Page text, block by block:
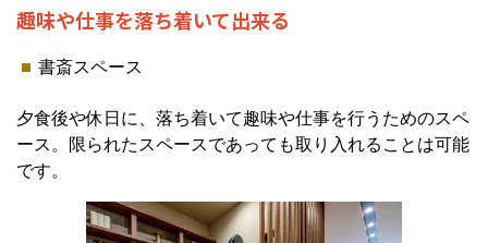
趣味や仕事を落ち着いて出来る
書斎スペース
夕食後や休日に、落ち着いて趣味や仕事を行うためのスペ
ース。限られたスペースであっても取り入れることは可能
です。